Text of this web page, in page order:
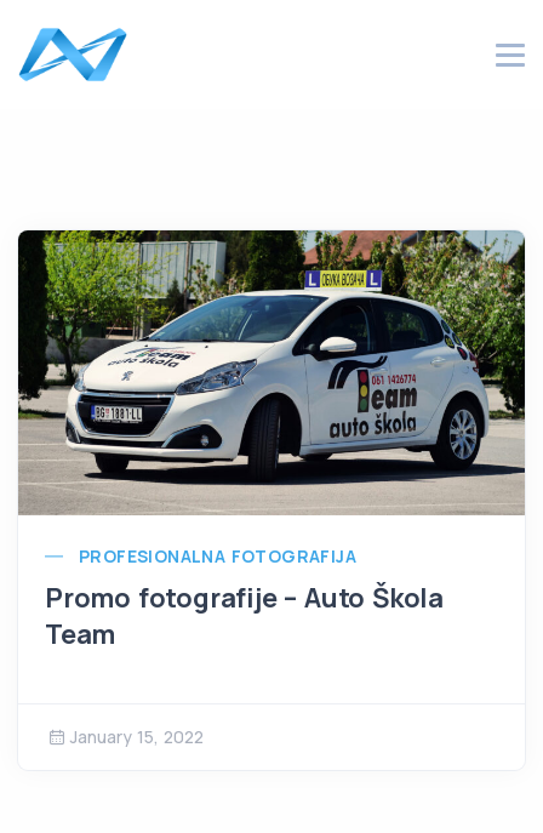
PROFESIONALNA FOTOGRAFIJA
Promo fotografije – Auto Škola
Team
January 15, 2022